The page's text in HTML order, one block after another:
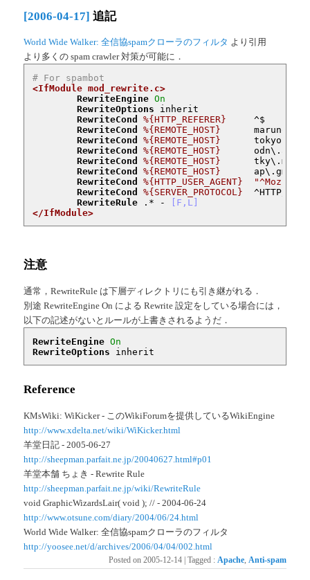
[2006-04-17] 追記
World Wide Walker: 全信協spamクローラのフィルタ より引用
より多くの spam crawler 対策が可能に．
# For spambot
<IfModule mod_rewrite.c>
RewriteEngine On
RewriteOptions inherit
RewriteCond
%{HTTP_REFERER}
     ^$
RewriteCond
%{REMOTE_HOST}
RewriteCond
%{REMOTE_HOST}
tokyo-
RewriteCond
%{REMOTE_HOST}
RewriteCond
%{REMOTE_HOST}
RewriteCond
%{REMOTE_HOST}
ap\.gmo-
RewriteCond
%{HTTP_USER_AGENT}
RewriteCond
%{SERVER_PROTOCOL}
^HTTP/
RewriteRule .* -
[F,L]
</IfModule>
注意
通常，RewriteRule は下層ディレクトリにも引き継がれる．
別途 RewriteEngine On による Rewrite 設定をしている場合には，
以下の記述がないとルールが上書きされるようだ．
RewriteEngine On
RewriteOptions inherit
Reference
KMsWiki: WiKicker - このWikiForumを提供しているWikiEngine
http://www.xdelta.net/wiki/WiKicker.html
羊堂日記 - 2005-06-27
http://sheepman.parfait.ne.jp/20040627.html#p01
羊堂本舗 ちょき - Rewrite Rule
http://sheepman.parfait.ne.jp/wiki/RewriteRule
void GraphicWizardsLair( void ); // - 2004-06-24
http://www.otsune.com/diary/2004/06/24.html
World Wide Walker: 全信協spamクローラのフィルタ
http://yoosee.net/d/archives/2006/04/04/002.html
Posted on 2005-12-14 Tagged : Apache, Anti-spam